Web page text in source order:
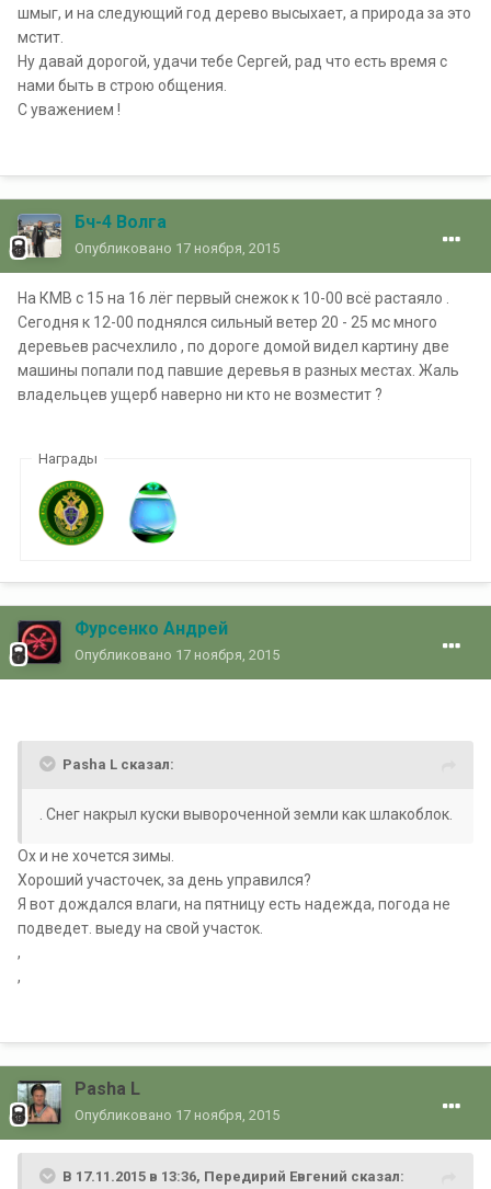
шмыг, и на следующий год дерево высыхает, а природа за это
мстит.
Ну давай дорогой, удачи тебе Сергей, рад что есть время с
нами быть в строю общения.
С уважением !
Бч-4 Волга
Опубликовано 17 ноября, 2015
На КМВ с 15 на 16 лёг первый снежок к 10-00 всё растаяло .
Сегодня к 12-00 поднялся сильный ветер 20 - 25 мс много
деревьев расчехлило , по дороге домой видел картину две
машины попали под павшие деревья в разных местах. Жаль
владельцев ущерб наверно ни кто не возместит ?
Награды
Фурсенко Андрей
Опубликовано 17 ноября, 2015
Pasha L сказал:
. Снег накрыл куски вывороченной земли как шлакоблок.
Ох и не хочется зимы.
Хороший участочек, за день управился?
Я вот дождался влаги, на пятницу есть надежда, погода не
подведет. выеду на свой участок.
,
,
Pasha L
Опубликовано 17 ноября, 2015
В 17.11.2015 в 13:36, Передирий Евгений сказал: